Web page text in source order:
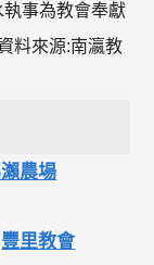
事為教會奉獻
料來源:南瀛教
農場
豐里教會